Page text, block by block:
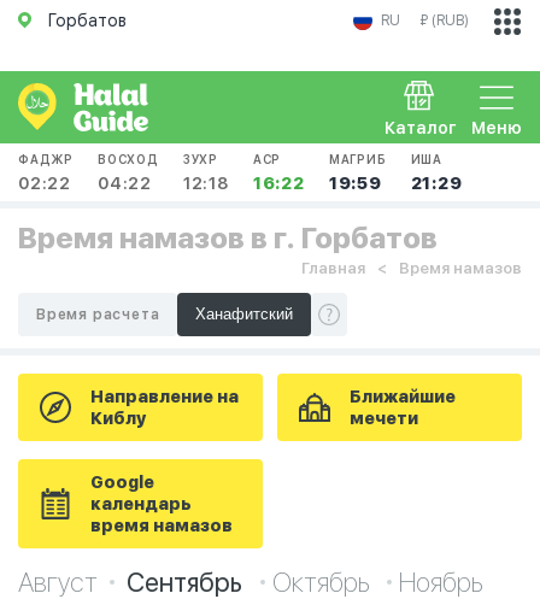
Горбатов RU ₽ (RUB)
Меню
Каталог
ФАДЖР
02:22
ВОСХОД
04:22
ЗУХР
12:18
АСР
16:22
МАГРИБ
19:59
ИША
21:29
Время намазов в г. Горбатов
Главная Время намазов
Время расчета
Направление на
Киблу
Ближайшие
мечети
Google
календарь
время намазов
Август Сентябрь Октябрь Ноябрь